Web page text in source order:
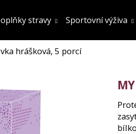
stravy Sportovní výživa
hrášková, 5 porcí
Co potřebujete najít?